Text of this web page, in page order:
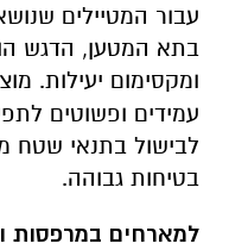
עבור המטיילים
בתא המטען, הדגש
ומקסימום יעילות.
עמידים ופשוטים
לבישול בתנאי שטח
בטיחות גבוהה.
למארחים במרפסות